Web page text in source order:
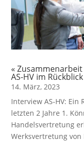
«
AS-HV im
14. März, 2023
Interview AS-HV:
letzten 2 Jahre 1.
Handelsvertretung
Werksvertretung